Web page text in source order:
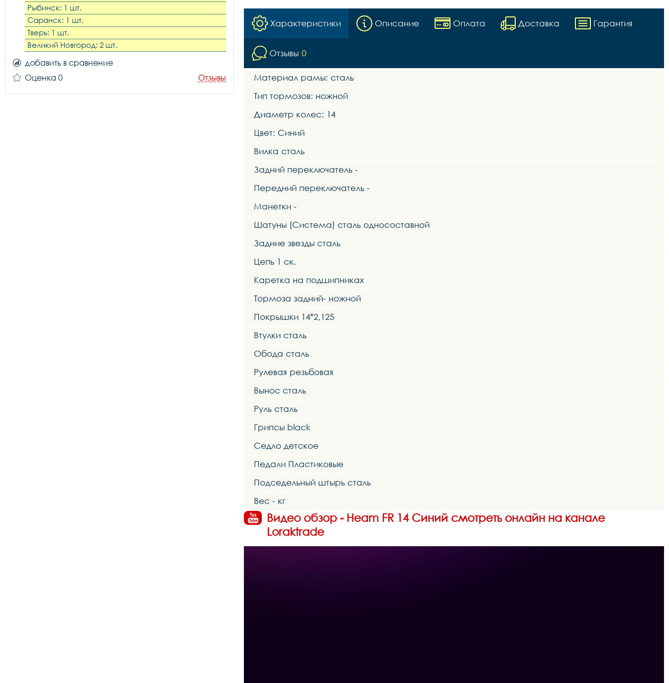
Рыбинск: 1 шт.
Саранск: 1 шт.
Тверь: 1 шт.
Великий Новгород: 2 шт.
добавить в сравнение
Оценка 0
Отзывы
Характеристики Описание Оплата Доставка Гарантия
Отзывы 0
Материал рамы: сталь
Тип тормозов: ножной
Диаметр колес: 14
Цвет: Синий
Вилка сталь
Задний переключатель -
Передний переключатель -
Манетки -
Шатуны (Система) сталь односоставной
Задние звезды сталь
Цепь 1 ск.
Каретка на подшипниках
Тормоза задний- ножной
Покрышки 14*2,125
Втулки сталь
Обода сталь
Рулевая резьбовая
Вынос сталь
Руль сталь
Грипсы black
Седло детское
Педали Пластиковые
Подседельный штырь сталь
Вес - кг
Видео обзор - Heam FR 14 Синий смотреть онлайн на канале
Loraktrade